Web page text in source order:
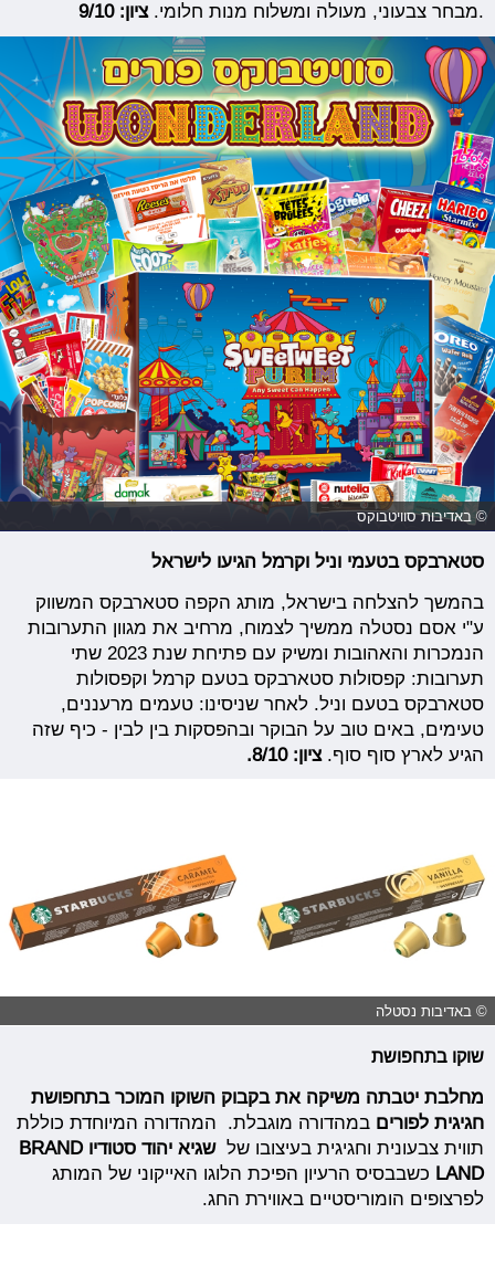
מבחר צבעוני, מעולה ומשלוח מנות חלומי.ציון: 9/10 .
© באדיבות סוויטבוקס
סטארבקס בטעמי וניל וקרמל הגיעו לישראל
בהמשך להצלחה בישראל, מותג הקפה סטארבקס המשווק
ע"י אסם נסטלה ממשיך לצמוח, מרחיב את מגוון התערובות
הנמכרות והאהובות ומשיק עם פתיחת שנת 2023 שתי
תערובות: קפסולות סטארבקס בטעם קרמל וקפסולות
סטארבקס בטעם וניל. לאחר שניסינו: טעמים מרעננים,
טעימים, באים טוב על הבוקר ובהפסקות בין לבין - כיף שזה
הגיע לארץ סוף סוף.ציון: 8/10.
© באדיבות נסטלה
שוקו בתחפושת
מחלבת יטבתה משיקה את בקבוק השוקו המוכר בתחפושת
חגיגית לפוריםבמהדורה מוגבלת. המהדורה המיוחדת כוללת
תווית צבעונית וחגיגית בעיצובו שלשגיא יהוד סטודיוBRAND
LAND כשבבסיס הרעיון הפיכת הלוגו האייקוני של המותג
לפרצופים הומוריסטיים באווירת החג.